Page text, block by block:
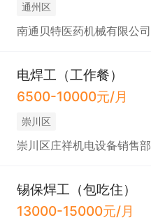
通州区
南通贝特医药机械有限公司
电焊工（工作餐）
6500-10000元/月
崇川区
崇川区庄祥机电设备销售部
锡保焊工（包吃住）
13000-15000元/月